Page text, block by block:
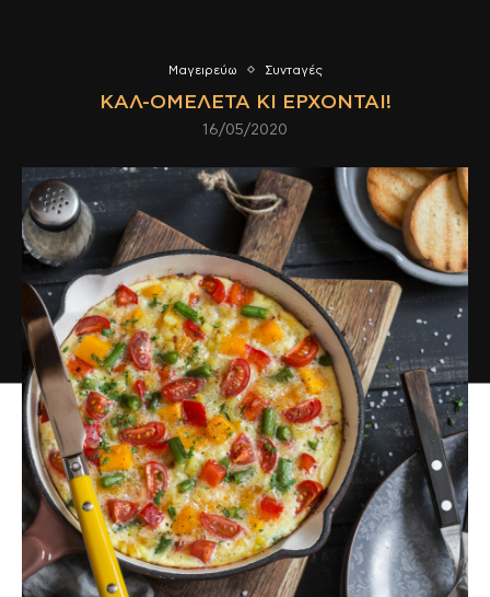
Μαγειρεύω Συνταγές
ΚΑΛ-ΟΜΕΛΈΤΑ ΚΙ ΈΡΧΟΝΤΑΙ!
16/05/2020